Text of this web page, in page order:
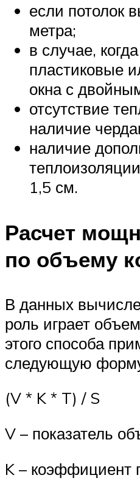
если потолок
метра;
в случае,
пластиковые
окна с
отсутствие
наличие
наличие
1,5 см.
Расчет
по объему
В данных
роль играет
этого способа
следующую
(V * K * T) / S
V – показатель
K – коэффициент